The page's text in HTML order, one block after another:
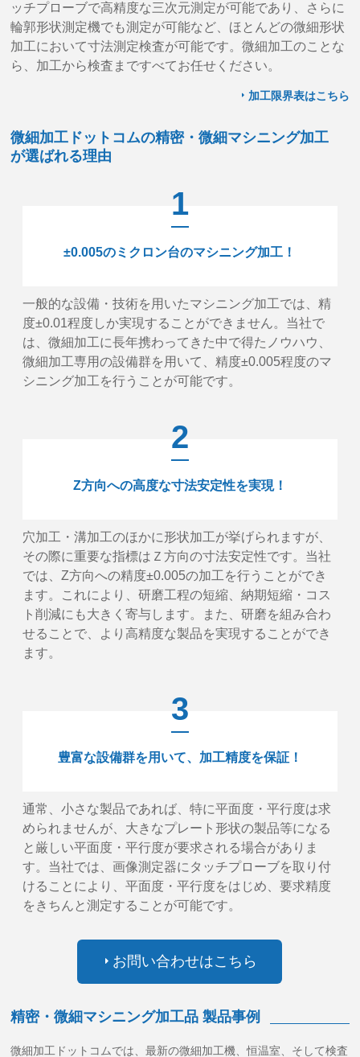
ッチプローブで高精度な三次元測定が可能であり、さらに
輪郭形状測定機でも測定が可能など、ほとんどの微細形状
加工において寸法測定検査が可能です。微細加工のことな
ら、加工から検査まですべてお任せください。
加工限界表はこちら
微細加工ドットコムの精密・微細マシニング加工
が選ばれる理由
1
±0.005のミクロン台のマシニング加工！
一般的な設備・技術を用いたマシニング加工では、精
度±0.01程度しか実現することができません。当社で
は、微細加工に長年携わってきた中で得たノウハウ、
微細加工専用の設備群を用いて、精度±0.005程度のマ
シニング加工を行うことが可能です。
2
Z方向への高度な寸法安定性を実現！
穴加工・溝加工のほかに形状加工が挙げられますが、
その際に重要な指標はＺ方向の寸法安定性です。当社
では、Z方向への精度±0.005の加工を行うことができ
ます。これにより、研磨工程の短縮、納期短縮・コス
ト削減にも大きく寄与します。また、研磨を組み合わ
せることで、より高精度な製品を実現することができ
ます。
3
豊富な設備群を用いて、加工精度を保証！
通常、小さな製品であれば、特に平面度・平行度は求
められませんが、大きなプレート形状の製品等になる
と厳しい平面度・平行度が要求される場合がありま
す。当社では、画像測定器にタッチプローブを取り付
けることにより、平面度・平行度をはじめ、要求精度
をきちんと測定することが可能です。
お問い合わせはこちら
精密・微細マシニング加工品 製品事例
微細加工ドットコムでは、最新の微細加工機、恒温室、そして検査